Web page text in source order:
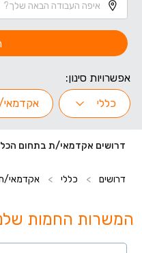
אפשרויות סינון:
כללי
דרושים אקדמאי/ת בתחום הכללי: 180 משרות
דרושים > כללי > אקדמאי/
המשרות החמות